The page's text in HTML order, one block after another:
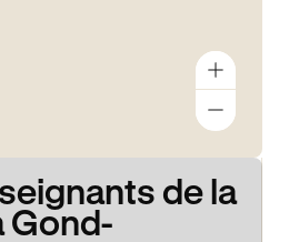
de la
Gond-